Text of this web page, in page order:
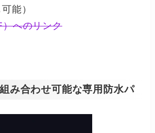
能）
へのリンク
み合わせ可能な専用防水パ